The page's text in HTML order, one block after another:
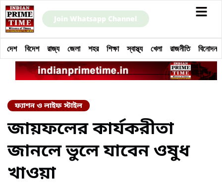
Join Whatsapp Channel
দেশ বিদেশ রাজ্য জেলা শহর শিক্ষা স্বাস্থ্য খেলা রাজনীতি বিনোদন
ফ্যাশন ও লাইফ স্টাইল
জায়ফলের কার্যকরীতা
জানলে ভুলে যাবেন ওষুধ
খাওয়া